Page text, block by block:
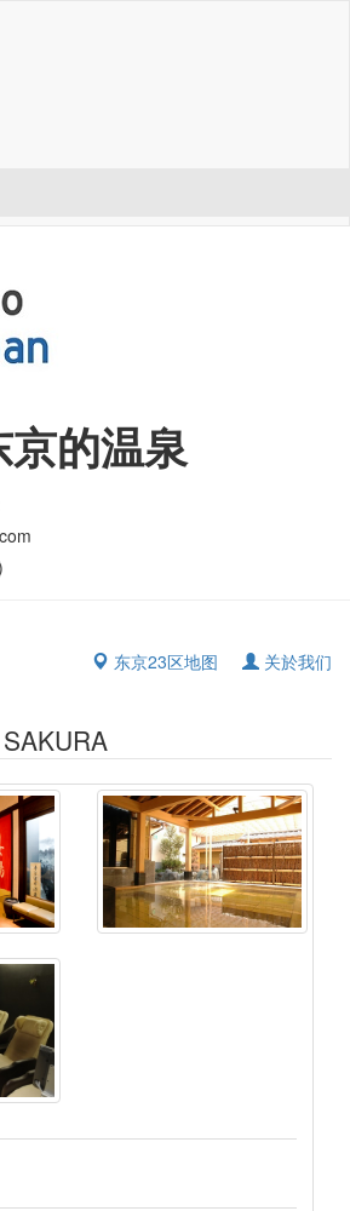
京的温泉
东京23区地图 关於我们